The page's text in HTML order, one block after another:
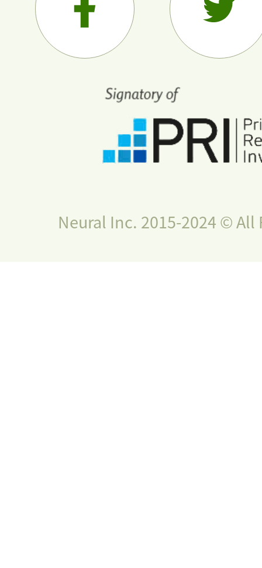
Neural Inc. 2015-2024 © All